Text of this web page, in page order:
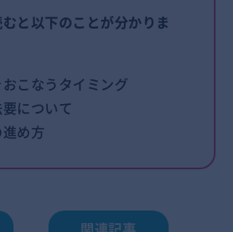
と以下のことが分かりま
おこなうタイミング
について
め方